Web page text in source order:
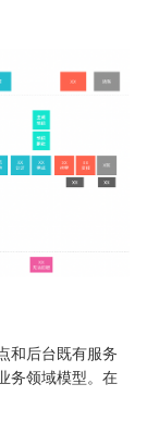
和后台既有服务
务领域模型。在